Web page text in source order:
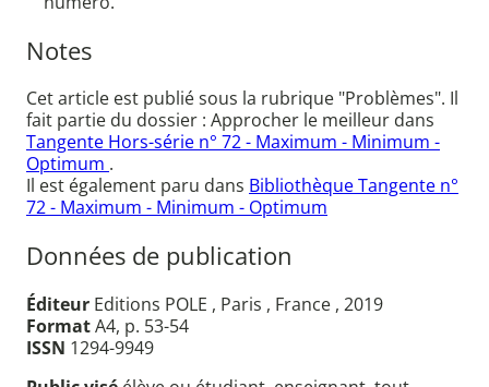
Notes
Cet article est publié sous la rubrique "Problèmes". Il
fait partie du dossier : Approcher le meilleur dans
Tangente Hors-série n° 72 - Maximum - Minimum -
Optimum .
Il est également paru dans Bibliothèque Tangente n°
72 - Maximum - Minimum - Optimum
Données de publication
Éditeur Editions POLE , Paris , France , 2019
FormatA4, p. 53-54
ISSN 1294-9949